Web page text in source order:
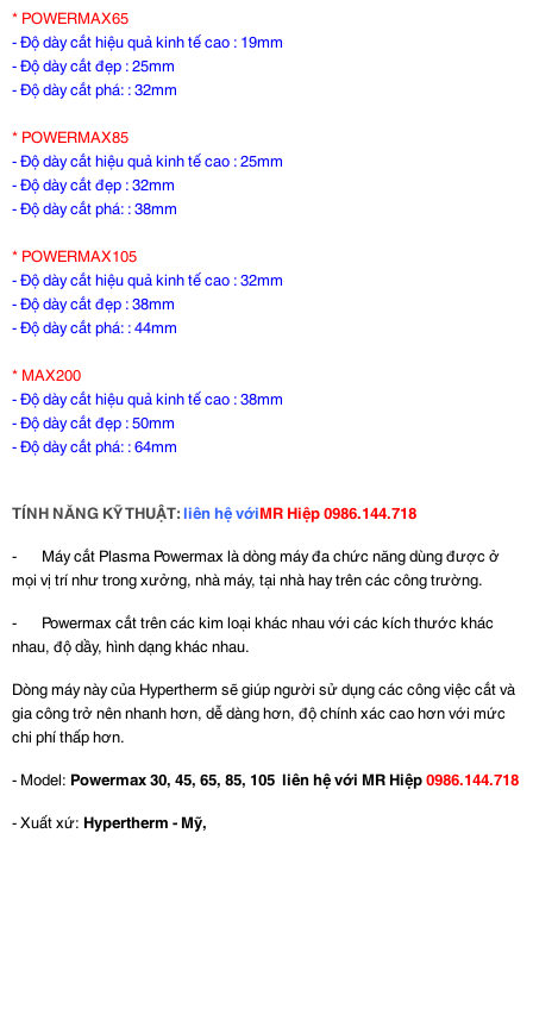
* POWERMAX65
- Độ dày cắt hiệu quả kinh tế cao : 19mm
- Độ dày cắt đẹp : 25mm
- Độ dày cắt phá: : 32mm
* POWERMAX85
- Độ dày cắt hiệu quả kinh tế cao : 25mm
- Độ dày cắt đẹp : 32mm
- Độ dày cắt phá: : 38mm
* POWERMAX105
- Độ dày cắt hiệu quả kinh tế cao : 32mm
- Độ dày cắt đẹp : 38mm
- Độ dày cắt phá: : 44mm
* MAX200
- Độ dày cắt hiệu quả kinh tế cao : 38mm
- Độ dày cắt đẹp : 50mm
- Độ dày cắt phá: : 64mm
TÍNH NĂNG KỸ THUẬT:liên hệ vớiMR Hiệp 0986.144.718
- Máy cắt Plasma Powermax là dòng máy đa chức năng dùng được ở
mọi vị trí như trong xưởng, nhà máy, tại nhà hay trên các công trường.
- Powermax cắt trên các kim loại khác nhau với các kích thước khác
nhau, độ dầy, hình dạng khác nhau.
Dòng máy này của Hypertherm sẽ giúp người sử dụng các công việc cắt và
gia công trở nên nhanh hơn, dễ dàng hơn, độ chính xác cao hơn với mức
chi phí thấp hơn.
- Model: Powermax 30, 45, 65, 85, 105 liên hệ với MR Hiệp0986.144.718
- Xuất xứ: Hypertherm - Mỹ,